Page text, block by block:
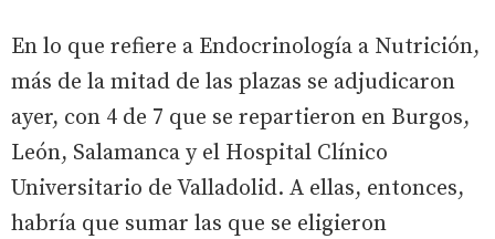
En lo que refiere a Endocrinología a Nutrición,
más de la mitad de las plazas se adjudicaron
ayer, con 4 de 7 que se repartieron en Burgos,
León, Salamanca y el Hospital Clínico
Universitario de Valladolid. A ellas, entonces,
habría que sumar las que se eligieron